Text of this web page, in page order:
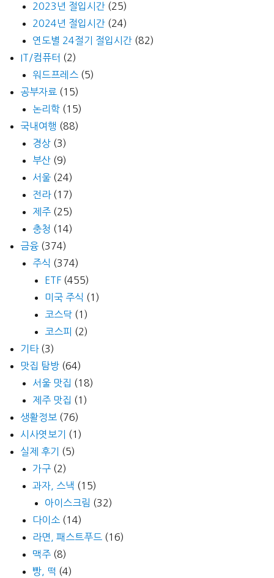
2023년 절입시간 (25)
2024년 절입시간 (24)
연도별 24절기 절입시간 (82)
IT/컴퓨터 (2)
워드프레스 (5)
공부자료 (15)
논리학 (15)
국내여행 (88)
경상 (3)
부산 (9)
서울 (24)
전라(17)
제주 (25)
충청 (14)
금융 (374)
주식 (374)
ETF (455)
미국 주식 (1)
코스닥 (1)
코스피 (2)
기타(3)
맛집 탐방 (64)
서울 맛집 (18)
제주 맛집 (1)
생활정보 (76)
시사엿보기
(1)
실제 후기
(5)
가구 (2)
과자, 스낵 (15)
아이스크림 (32)
다이소 (14)
라면, 패스트푸드 (16)
맥주 (8)
빵, 떡 (4)